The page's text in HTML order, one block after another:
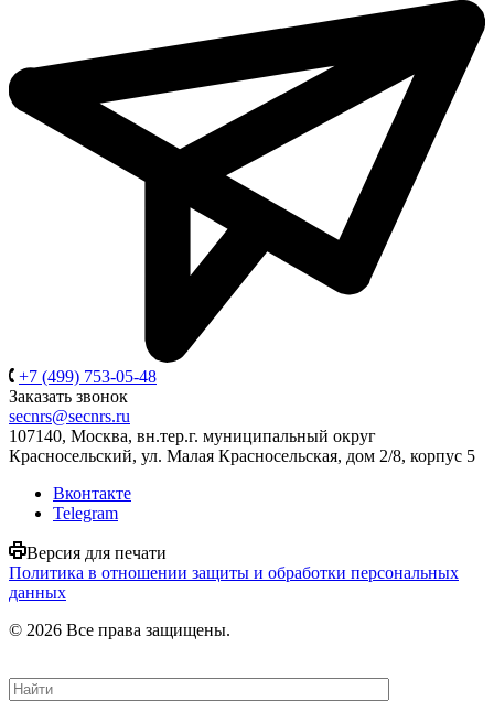
+7 (499) 753-05-48
Заказать звонок
secnrs@secnrs.ru
107140, Москва, вн.тер.г. муниципальный округ
Красносельский, ул. Малая Красносельская, дом 2/8, корпус 5
Вконтакте
Telegram
Версия для печати
Политика в отношении защиты и обработки персональных
данных
© 2026 Все права защищены.